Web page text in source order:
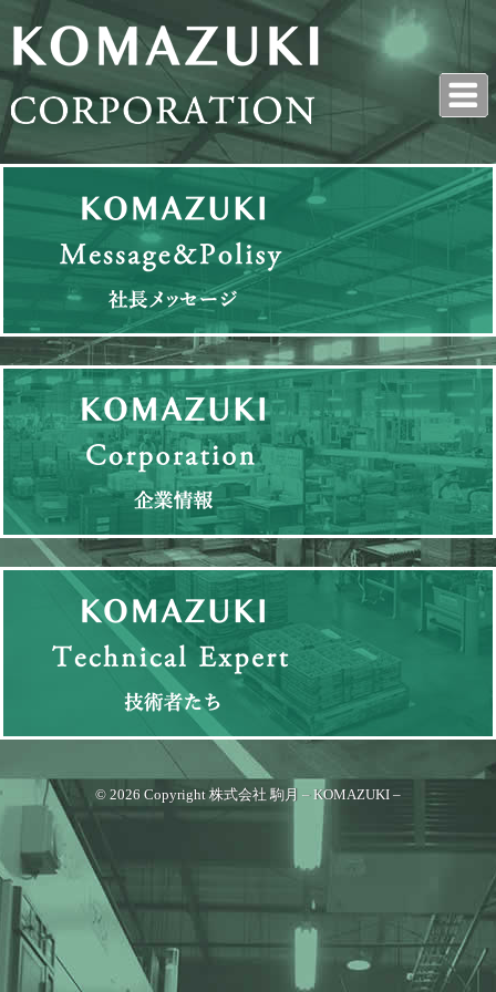
© 2026 Copyright 株式会社 駒月 – KOMAZUKI –